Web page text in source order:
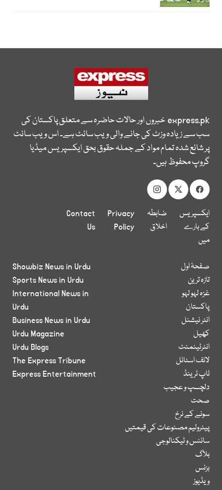
express.pkخبروں اور حالات حاضرہ سے متعلق پاکستان کی
سب سے زیادہ وزٹ کی جانے والی ویب سائٹ ہے۔ اس ویب سائٹ
پر شائع شدہ تمام مواد کے جملہ حقوق بحق ایکسپریس میڈیا
گروپ محفوظ ہیں۔
ایکسپریس
کے بارے
میں
ضابطہ
اخلاق
Privacy
Policy
Contact
Us
صفحۂ اول
تازہ ترین
غزہ لہو لہو
پاکستان
انٹر نیشنل
کھیل
انٹرٹینمنٹ
لائف اسٹائل
ٹاپ ٹرینڈ
دلچسپ و عجیب
صحت
سونے کے نرخ
پیٹرولیم مصنوعات کی قیمتیں
سائنس و ٹیکنالوجی
بلاگ
بزنس
ویڈیوز
Showbiz News in Urdu
Sports News in Urdu
International News in
Urdu
Business News in Urdu
Urdu Magazine
Urdu Blogs
The Express Tribune
Express Entertainment